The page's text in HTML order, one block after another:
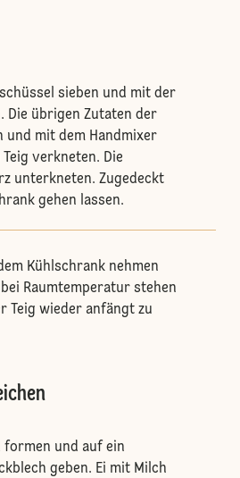
sieben und mit der
Die übrigen Zutaten der
und mit dem Handmixer
verkneten. Die
unterkneten. Zugedeckt
gehen lassen.
Kühlschrank nehmen
bei Raumtemperatur stehen
Teig wieder anfängt zu
formen und auf ein
geben. Ei mit Milch